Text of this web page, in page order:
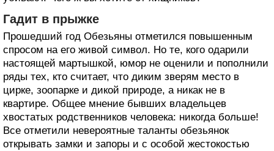
Гадит в прыжке
Прошедший год Обезьяны отметился повышенным
спросом на его живой символ. Но те, кого одарили
настоящей мартышкой, юмор не оценили и пополнили
ряды тех, кто считает, что диким зверям место в
цирке, зоопарке и дикой природе, а никак не в
квартире. Общее мнение бывших владельцев
хвостатых родственников человека: никогда больше!
Все отметили невероятные таланты обезьянок
открывать замки и запоры и с особой жестокостью